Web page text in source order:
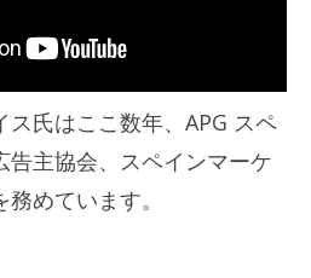
氏はここ数年、APG スペ
告主協会、スペインマーケ
めています。